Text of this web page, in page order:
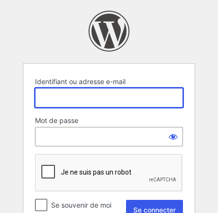
Identifiant ou adresse e-mail
Mot de passe
Se souvenir de moi